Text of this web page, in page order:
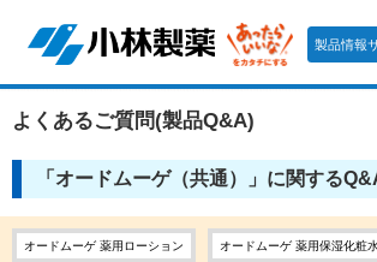
製品情報
よくあるご質問(製品Q&A)
「オードムーゲ（共通）」に関する
オードムーゲ 薬用ローション オードムーゲ 薬用保湿化粧水